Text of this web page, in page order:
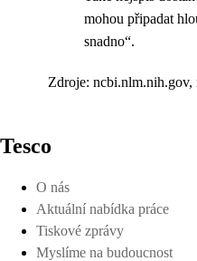
mohou připadat
snadno“.
Zdroje:
Tesco
O nás
Aktuální nabídka práce
Tiskové zprávy
Myslíme na budoucnost